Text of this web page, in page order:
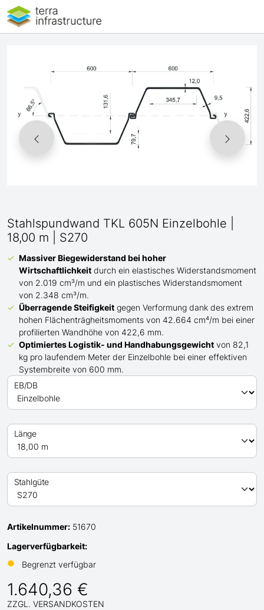
Stahlspundwand TKL 605N Einzelbohle |
18,00 m | S270
Massiver Biegewiderstand bei hoher
Wirtschaftlichkeit durch ein elastisches Widerstandsmoment
von 2.019 cm³/m und ein plastisches Widerstandsmoment
von 2.348 cm³/m.
Überragende Steifigkeit gegen Verformung dank des extrem
hohen Flächenträgheitsmoments von 42.664 cm⁴/m bei einer
profilierten Wandhöhe von 422,6 mm.
Optimiertes Logistik- und Handhabungsgewicht von 82,1
kg pro laufendem Meter der Einzelbohle bei einer effektiven
Systembreite von 600 mm.
EB/DB
Länge
Stahlgüte
Artikelnummer: 51670
Lagerverfügbarkeit:
●
Begrenzt verfügbar
1.640,36 €
ZZGL. VERSANDKOSTEN